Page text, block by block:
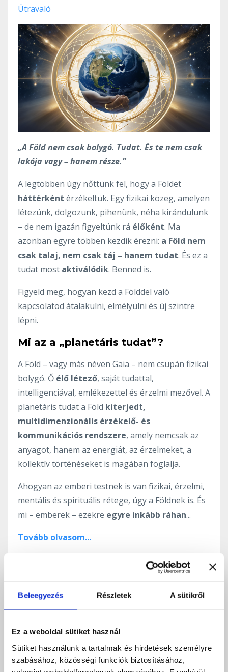
Beleegyezés Részletek A sütikről
Ez a weboldal sütiket használ
Sütiket használunk a tartalmak és hirdetések személyre
szabásához, közösségi funkciók biztosításához,
Útravaló
„A Föld nem csak bolygó. Tudat. És te nem csak
lakója vagy – hanem része.”
A legtöbben úgy nőttünk fel, hogy a Földet
háttérként érzékeltük. Egy fizikai közeg, amelyen
létezünk, dolgozunk, pihenünk, néha kirándulunk
– de nem igazán figyeltünk rá élőként. Ma
azonban egyre többen kezdik érezni: a Föld nem
csak talaj, nem csak táj – hanem tudat. És ez a
tudat most aktiválódik. Benned is.
Figyeld meg, hogyan kezd a Földdel való
kapcsolatod átalakulni, elmélyülni és új szintre
lépni.
Mi az a „planetáris tudat”?
A Föld – vagy más néven Gaia – nem csupán fizikai
bolygó. Ő élő létező, saját tudattal,
intelligenciával, emlékezettel és érzelmi mezővel. A
planetáris tudat a Föld kiterjedt,
multidimenzionális érzékelő- és
kommunikációs rendszere, amely nemcsak az
anyagot, hanem az energiát, az érzelmeket, a
kollektív történéseket is magában foglalja.
Ahogyan az emberi testnek is van fizikai, érzelmi,
mentális és spirituális rétege, úgy a Földnek is. És
mi – emberek – ezekre egyre inkább ráhan...
Tovább olvasom...
újjászületés – Telihold a
Útravaló